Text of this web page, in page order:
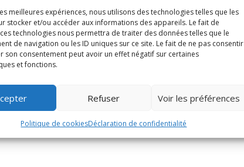
meilleures expériences, nous utilisons des technologies telles que les
stocker et/ou accéder aux informations des appareils. Le fait de
technologies nous permettra de traiter des données telles que le
de navigation ou les ID uniques sur ce site. Le fait de ne pas consentir
son consentement peut avoir un effet négatif sur certaines
et fonctions.
Refuser Voir les préférences
Politique de cookiesDéclaration de confidentialité